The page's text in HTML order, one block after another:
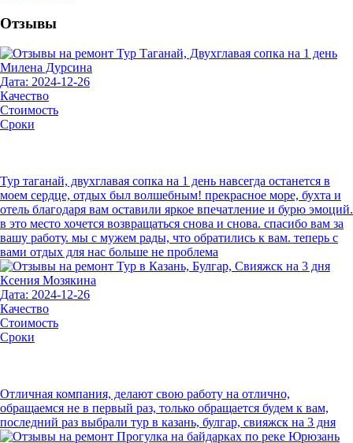
Отзывы
Милена Дурсина
Дата: 2024-12-26
Качество
Стоимость
Сроки
Тур таганай, двухглавая сопка на 1 день навсегда останется в
моем сердце, отдых был волшебным! прекрасное море, бухта и
отель благодаря вам оставили яркое впечатление и бурю эмоций.
в это место хочется возвращаться снова и снова. спасибо вам за
вашу работу. мы с мужем рады, что обратились к вам. теперь с
вами отдых для нас больше не проблема
Ксения Мозякина
Дата: 2024-12-26
Качество
Стоимость
Сроки
Отличная компания, делают свою работу на отлично,
обращаемся не в первый раз, только обращается будем к вам,
последний раз выбрали тур в казань, булгар, свияжск на 3 дня